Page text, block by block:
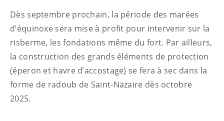
Dès septembre prochain, la période des marées
d’équinoxe sera mise à profit pour intervenir sur la
risberme, les fondations même du fort. Par ailleurs,
la construction des grands éléments de protection
(éperon et havre d’accostage) se fera à sec dans la
forme de radoub de Saint-Nazaire dès octobre
2025.